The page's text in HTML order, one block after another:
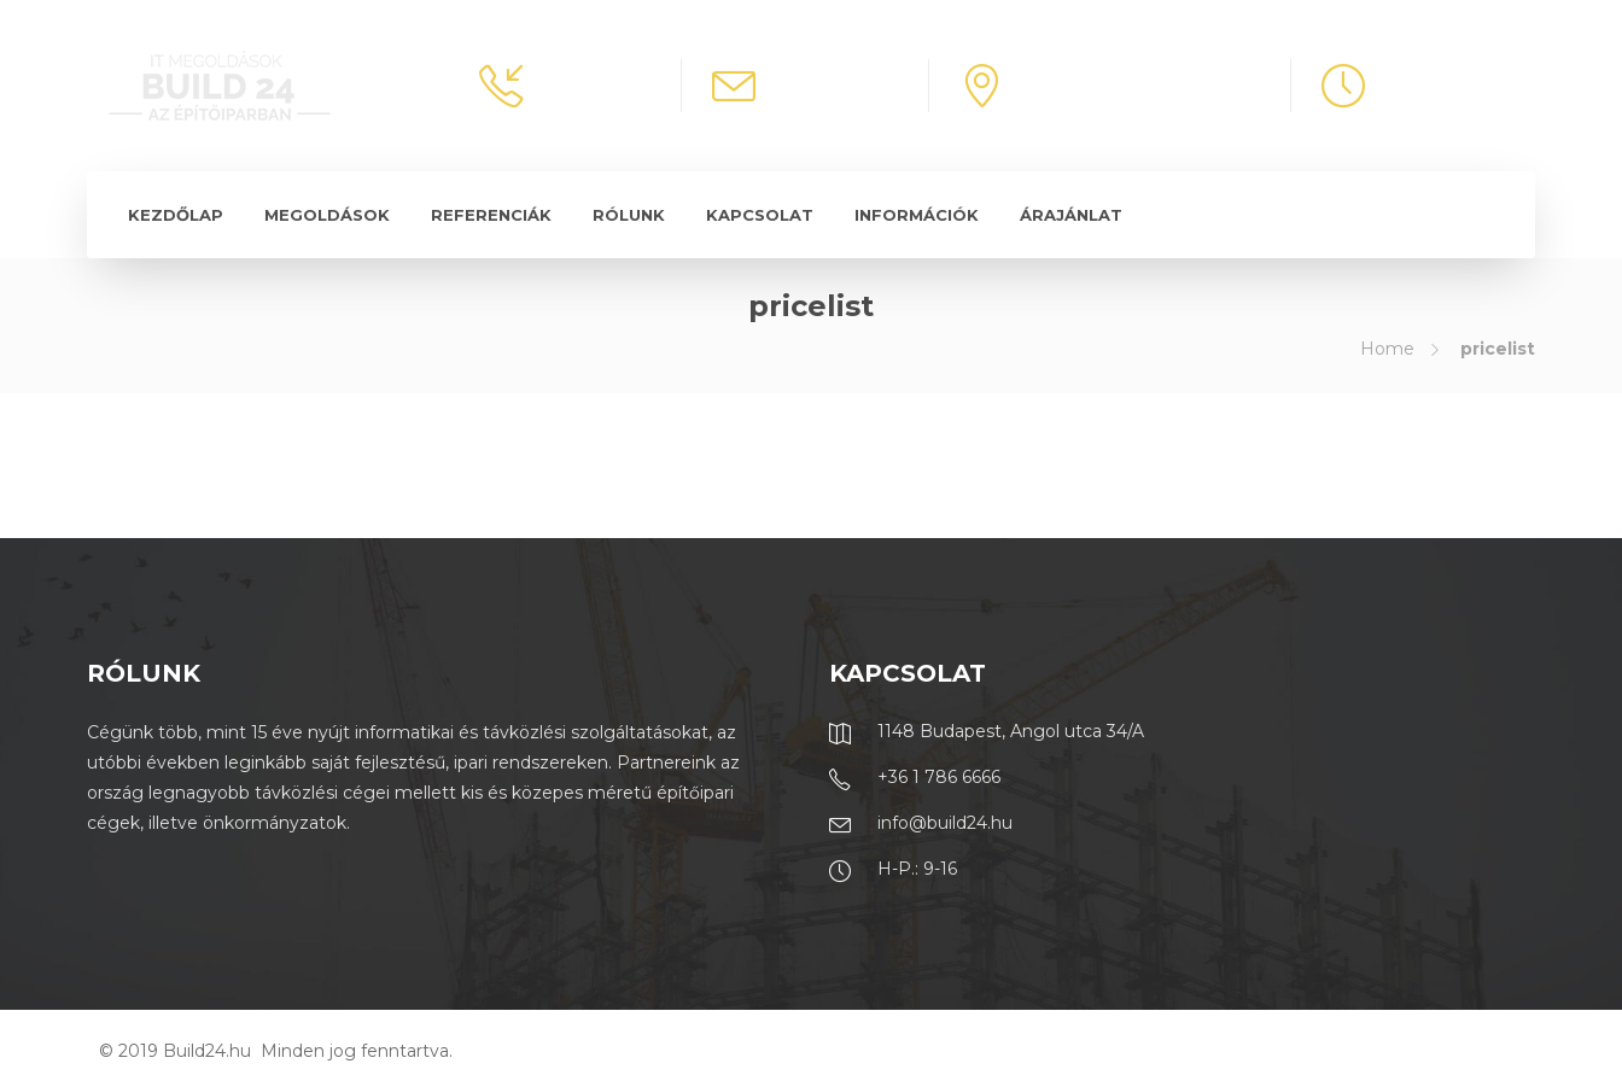
KEZDŐLAP MEGOLDÁSOK REFERENCIÁK RÓLUNK KAPCSOLAT INFORMÁCIÓK ÁRAJÁNLAT
pricelist
Home pricelist
RÓLUNK
Cégünk több, mint 15 éve nyújt informatikai és távközlési szolgáltatásokat, az
utóbbi években leginkább saját fejlesztésű, ipari rendszereken. Partnereink az
ország legnagyobb távközlési cégei mellett kis és közepes méretű építőipari
cégek, illetve önkormányzatok.
KAPCSOLAT
1148 Budapest, Angol utca 34/A
+36 1 786 6666
info@build24.hu
H-P.: 9-16
© 2019 Build24.hu Minden jog fenntartva.